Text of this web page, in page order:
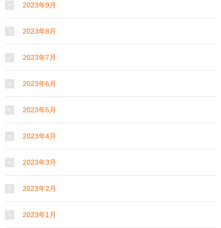
2023年9月
2023年8月
2023年7月
2023年6月
2023年5月
2023年4月
2023年3月
2023年2月
2023年1月